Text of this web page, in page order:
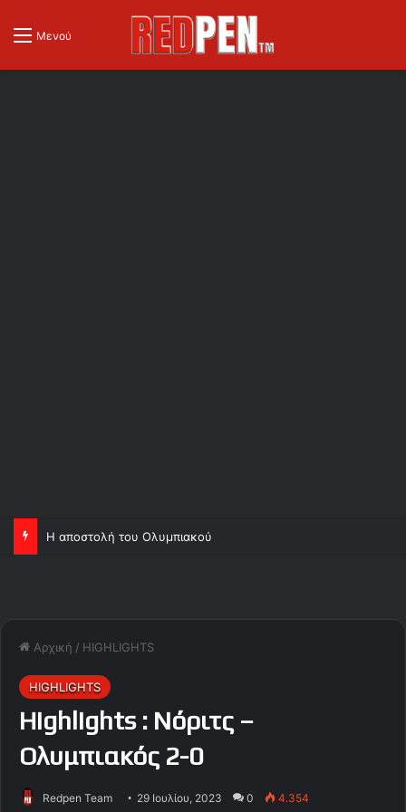
Μενού
Η αποστολή του Ολυμπιακού
Αρχική / HIGHLIGHTS
HIGHLIGHTS
Highlights : Νόριτς –
Ολυμπιακός 2-0
Redpen Team 29 Ιουλίου, 2023 0 4.354